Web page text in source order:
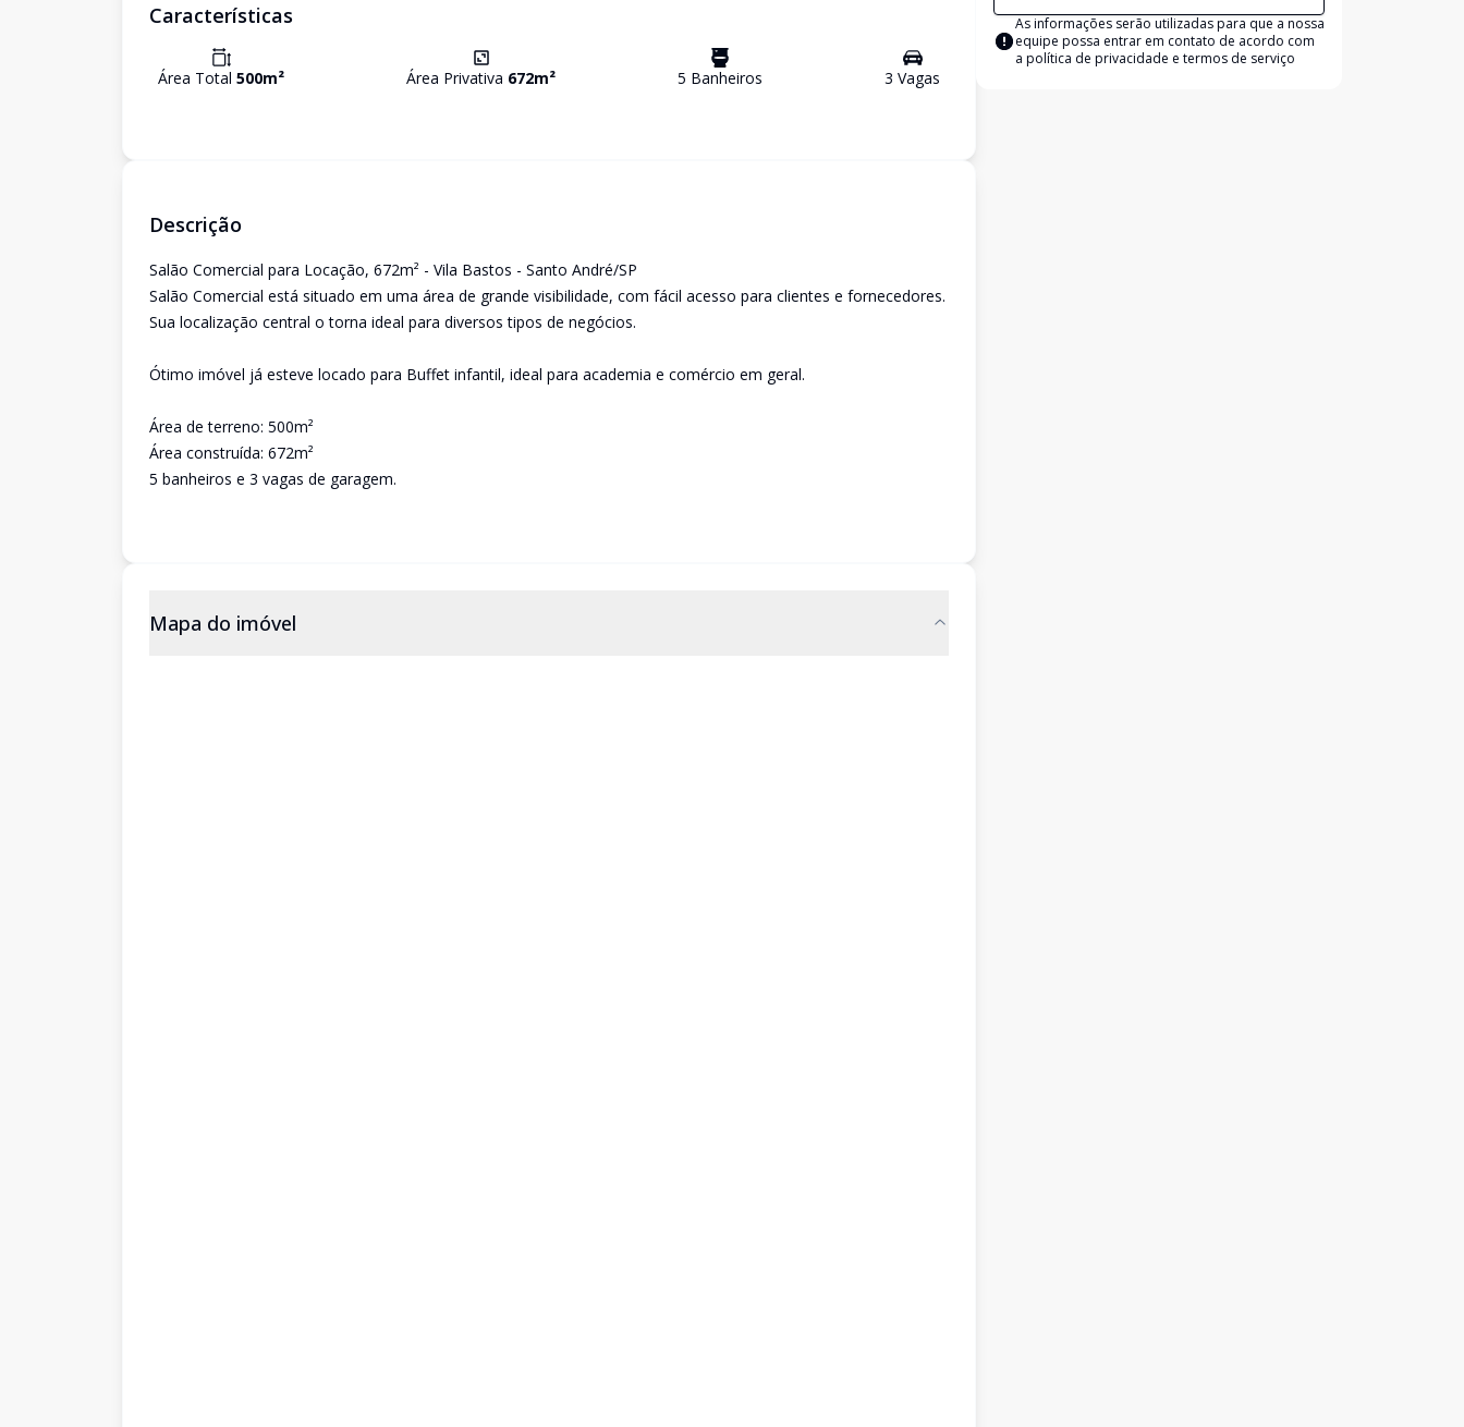
Características
Área Total 500m² Área Privativa 672m² 5 Banheiros 3 Vagas
Descrição
Salão Comercial para Locação, 672m² - Vila Bastos - Santo André/SP
Salão Comercial está situado em uma área de grande visibilidade, com fácil acesso para clientes e fornecedores.
Sua localização central o torna ideal para diversos tipos de negócios.
Ótimo imóvel já esteve locado para Buffet infantil, ideal para academia e comércio em geral.
Área de terreno: 500m²
Área construída: 672m²
5 banheiros e 3 vagas de garagem.
Mapa do imóvel
As informações serão utilizadas para que a nossa
equipe possa entrar em contato de acordo com
a política de privacidade e termos de serviço